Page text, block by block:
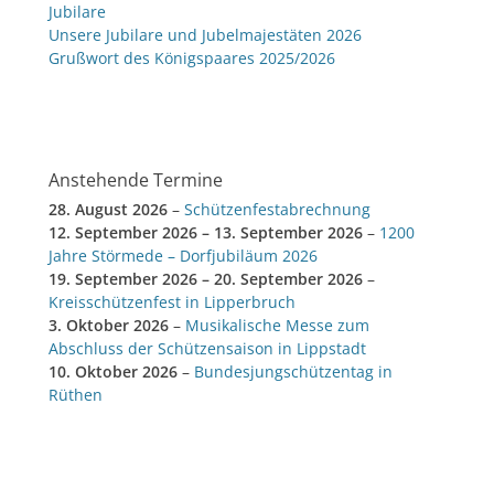
Jubilare
Unsere Jubilare und Jubelmajestäten 2026
Grußwort des Königspaares 2025/2026
Anstehende Termine
28. August 2026 – Schützenfestabrechnung
12. September 2026 – 13. September 2026 – 1200
Jahre Störmede – Dorfjubiläum 2026
19. September 2026 – 20. September 2026 –
Kreisschützenfest in Lipperbruch
3. Oktober 2026 – Musikalische Messe zum
Abschluss der Schützensaison in Lippstadt
10. Oktober 2026 – Bundesjungschützentag in
Rüthen